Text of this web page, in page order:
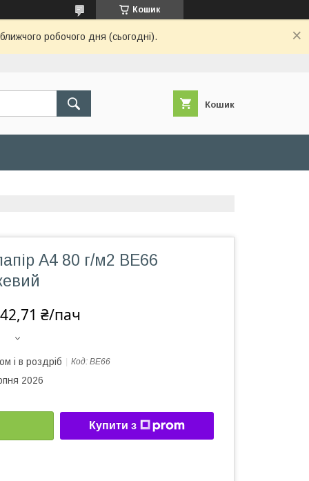
Кошик
робочого дня (сьогодні).
Кошик
А4 80 г/м2 BE66
₴/пач
і в роздріб Код: BE66
2026
Купити з